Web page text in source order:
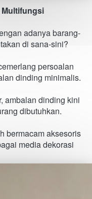
adanya barang-
di sana-sini?
persoalan
dinding minimalis.
ambalan dinding kini
dibutuhkan.
bermacam aksesoris
media dekorasi